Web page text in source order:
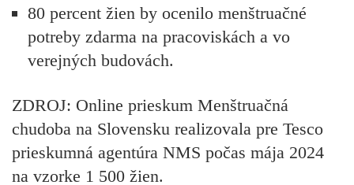
80 percent žien by ocenilo menštruačné
potreby zdarma na pracoviskách a vo
verejných budovách.
ZDROJ: Online prieskum Menštruačná
chudoba na Slovensku realizovala pre Tesco
prieskumná agentúra NMS počas mája 2024
na vzorke 1 500 žien.